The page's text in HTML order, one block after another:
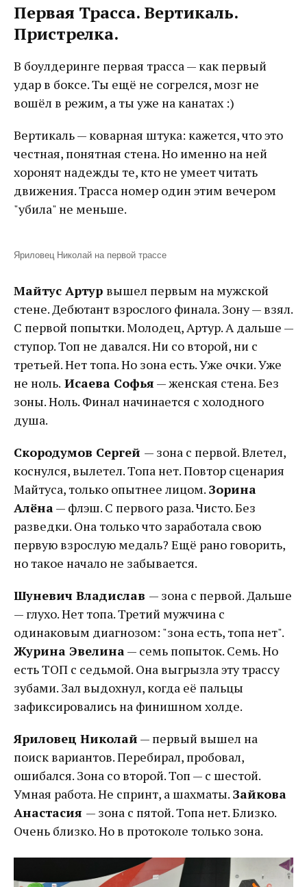
Первая Трасса. Вертикаль.
Пристрелка.
В боулдеринге первая трасса — как первый
удар в боксе. Ты ещё не согрелся, мозг не
вошёл в режим, а ты уже на канатах :)
Вертикаль — коварная штука: кажется, что это
честная, понятная стена. Но именно на ней
хоронят надежды те, кто не умеет читать
движения. Трасса номер один этим вечером
"убила" не меньше.
Яриловец Николай на первой трассе
Майтус Артур вышел первым на мужской
стене. Дебютант взрослого финала. Зону — взял.
С первой попытки. Молодец, Артур. А дальше —
ступор. Топ не давался. Ни со второй, ни с
третьей. Нет топа. Но зона есть. Уже очки. Уже
не ноль. Исаева Софья — женская стена. Без
зоны. Ноль. Финал начинается с холодного
душа.
Скородумов Сергей — зона с первой. Влетел,
коснулся, вылетел. Топа нет. Повтор сценария
Майтуса, только опытнее лицом. Зорина
Алёна— флэш. С первого раза. Чисто. Без
разведки. Она только что заработала свою
первую взрослую медаль? Ещё рано говорить,
но такое начало не забывается.
Шуневич Владислав — зона с первой. Дальше
— глухо. Нет топа. Третий мужчина с
одинаковым диагнозом: "зона есть, топа нет".
Журина Эвелина— семь попыток. Семь. Но
есть ТОП с седьмой. Она выгрызла эту трассу
зубами. Зал выдохнул, когда её пальцы
зафиксировались на финишном холде.
Яриловец Николай — первый вышел на
поиск вариантов. Перебирал, пробовал,
ошибался. Зона со второй. Топ — с шестой.
Умная работа. Не спринт, а шахматы. Зайкова
Анастасия — зона с пятой. Топа нет. Близко.
Очень близко. Но в протоколе только зона.